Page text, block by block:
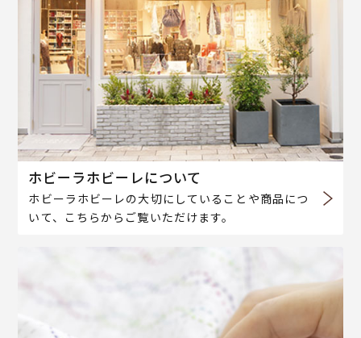
ホビーラホビーレについて
ホビーラホビーレの大切にしていることや商品につ
いて、こちらからご覧いただけます。